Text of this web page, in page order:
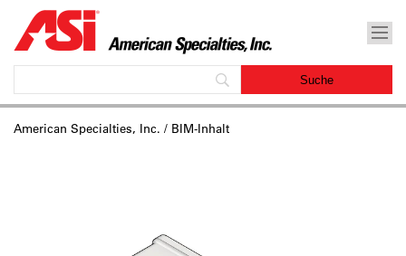
American Specialties, Inc. / BIM-Inhalt